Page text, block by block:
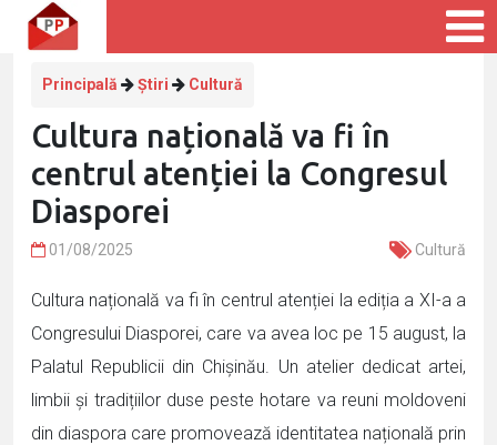
Principală Știri Cultură
Cultura națională va fi în
centrul atenției la Congresul
Diasporei
01/08/2025 Cultură
Cultura națională va fi în centrul atenției la ediția a XI-a a
Congresului Diasporei, care va avea loc pe 15 august, la
Palatul Republicii din Chișinău. Un atelier dedicat artei,
limbii și tradițiilor duse peste hotare va reuni moldoveni
din diaspora care promovează identitatea națională prin